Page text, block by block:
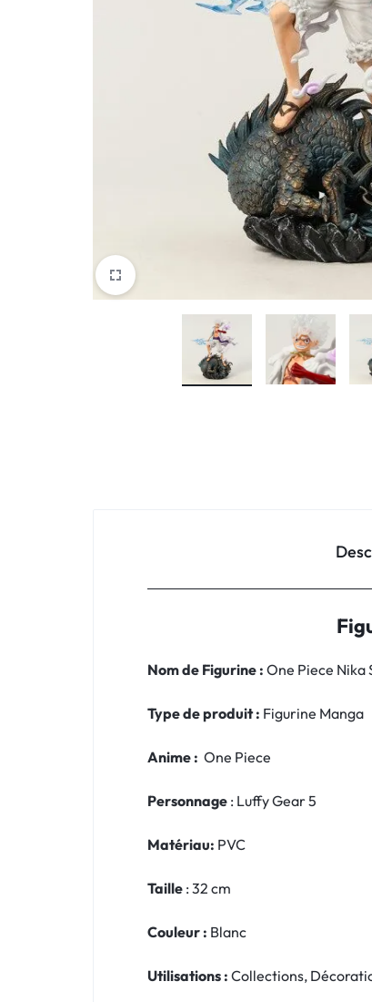
Nom de Figurine : One Piece Nika
Type de produit : Figurine Manga
Anime : One Piece
Personnage : Luffy Gear 5
Matériau: PVC
Taille : 32 cm
Couleur : Blanc
Utilisations : Collections,